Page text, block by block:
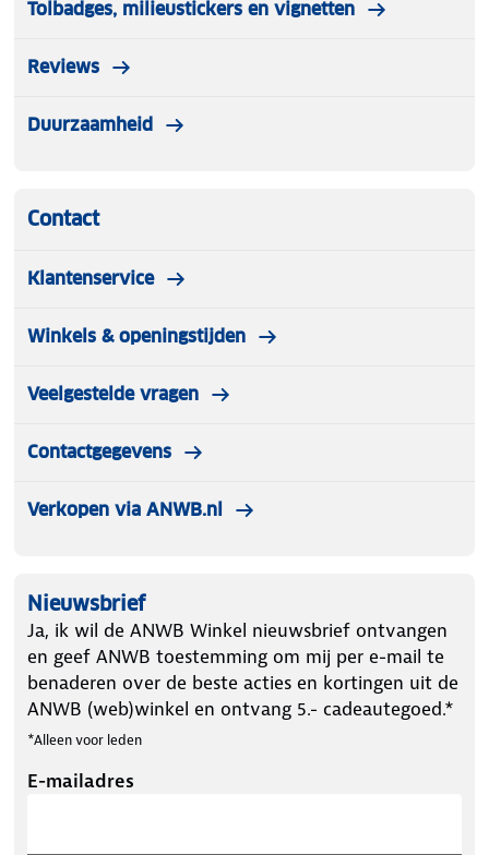
Tolbadges, milieustickers en vignetten
Reviews
Duurzaamheid
Contact
Klantenservice
Winkels & openingstijden
Veelgestelde vragen
Contactgegevens
Verkopen via ANWB.nl
Nieuwsbrief
Ja, ik wil de ANWB Winkel nieuwsbrief ontvangen
en geef ANWB toestemming om mij per e-mail te
benaderen over de beste acties en kortingen uit de
ANWB (web)winkel en ontvang 5.- cadeautegoed.*
*Alleen voor leden
E-mailadres